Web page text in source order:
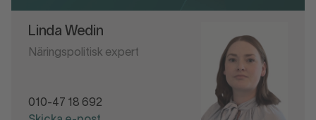
Linda Wedin
Näringspolitisk expert
010-47 18 692